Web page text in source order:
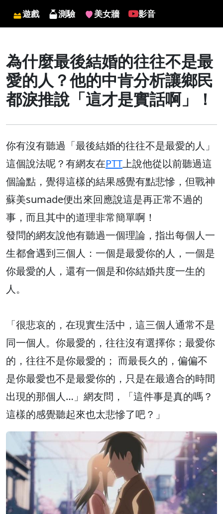
遊戲 測驗 美女牆 影音
為什麼最後結婚的往往不是最
愛的人？他的中肯分析讓鄉民
都淚推說「這才是實話啊」！
你有沒有聽過「最後結婚的往往不是最愛的人」
這個說法呢？有網友在PTT上說他從以前聽過這
個論點，覺得這樣的結果感覺有點悲慘，但戰神
蘇美sumade便出來回應說這是再正常不過的
事，而且其中的道理非常簡單啊！
發問的網友說他有聽過一個理論，指出每個人一
生都會遇到三個人：一個是最愛你的人，一個是
你最愛的人，還有一個是和你結婚共度一生的
人。
「很悲哀的，在現實生活中，這三個人通常不是
同一個人。你最愛的，往往沒有選擇你；最愛你
的，往往不是你最愛的； 而最長久的，偏偏不
是你最愛也不是最愛你的，只是在最適合的時間
出現的那個人…」網友問，「這件事是真的嗎？
這樣的感覺聽起來也太悲慘了吧？」